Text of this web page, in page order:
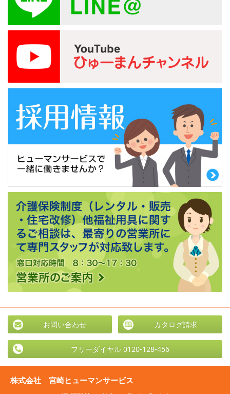
お問い合わせ カタログ請求
フリーダイヤル 0120-128-456
株式会社 宮崎ヒューマンサービス